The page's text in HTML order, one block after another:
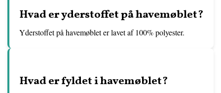
Hvad er yderstoffet på havemøblet?
Yderstoffet på havemøblet er lavet af 100% polyester.
Hvad er fyldet i havemøblet?